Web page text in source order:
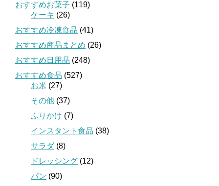
おすすめお菓子 (119)
ケーキ (26)
おすすめ冷凍食品 (41)
おすすめ商品まとめ (26)
おすすめ日用品 (248)
おすすめ食品 (527)
お米 (27)
その他 (37)
ふりかけ (7)
インスタント食品 (38)
サラダ(8)
ドレッシング (12)
パン (90)